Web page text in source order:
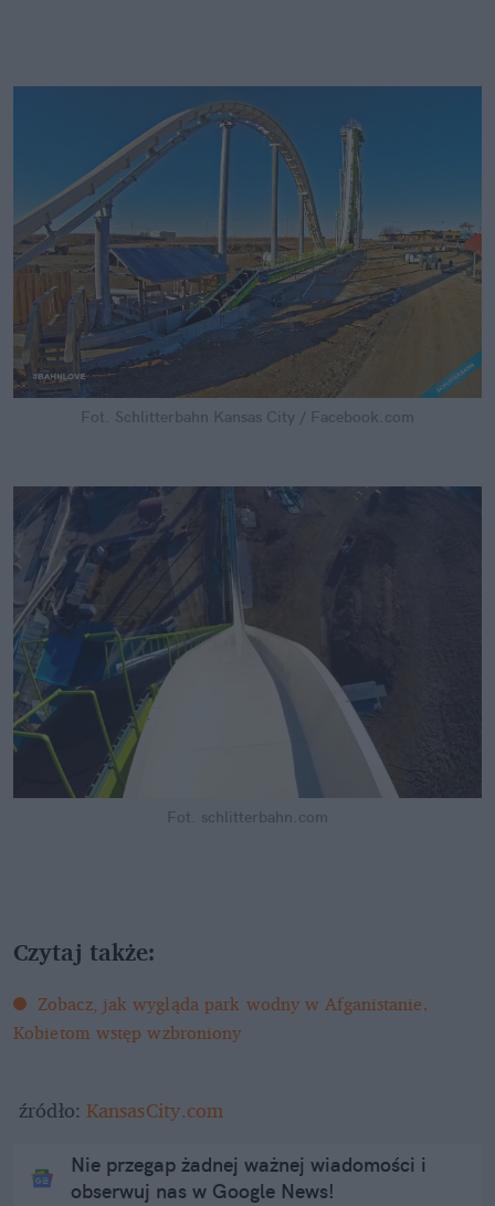
Fot. Schlitterbahn Kansas City / Facebook.com
Fot. schlitterbahn.com
Czytaj także:
Zobacz, jak wygląda park wodny w Afganistanie.
Kobietom wstęp wzbroniony
źródło: KansasCity.com
Nie przegap żadnej ważnej wiadomości i
obserwuj nas w Google News!